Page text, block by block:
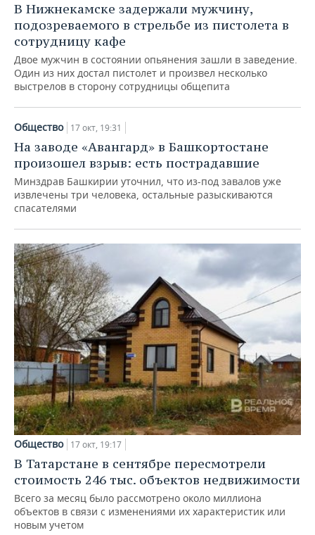
В Нижнекамске задержали мужчину,
подозреваемого в стрельбе из пистолета в
сотрудницу кафе
Двое мужчин в состоянии опьянения зашли в заведение.
Один из них достал пистолет и произвел несколько
выстрелов в сторону сотрудницы общепита
Общество 17 окт, 19:31
На заводе «Авангард» в Башкортостане
произошел взрыв: есть пострадавшие
Минздрав Башкирии уточнил, что из-под завалов уже
извлечены три человека, остальные разыскиваются
спасателями
Общество 17 окт, 19:17
В Татарстане в сентябре пересмотрели
стоимость 246 тыс. объектов недвижимости
Всего за месяц было рассмотрено около миллиона
объектов в связи с изменениями их характеристик или
новым учетом